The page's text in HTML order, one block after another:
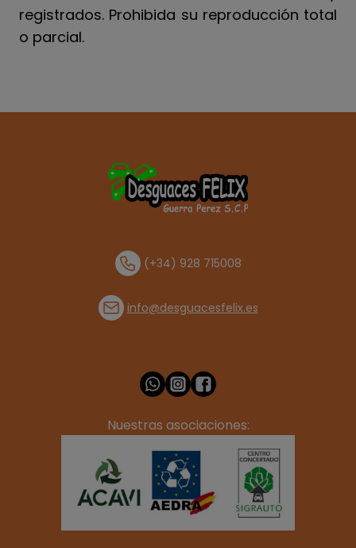
registrados. Prohibida su reproducción total
o parcial.
(+34) 928 715008
info@desguacesfelix.es
Nuestras asociaciones: